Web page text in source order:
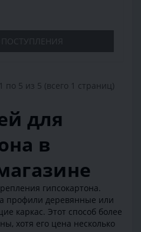
по 5 из 5 (всего 1 страниц)
для
в
гипсокартона.
профили деревянные или
каркас. Этот способ более
хотя его цена несколько